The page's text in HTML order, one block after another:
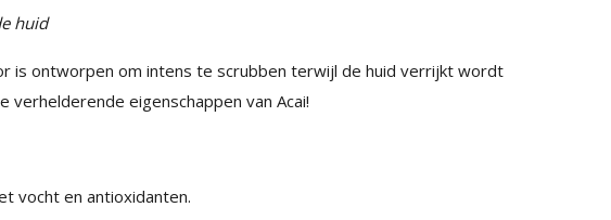
huid
is ontworpen om intens te scrubben terwijl de huid verrijkt wordt
verhelderende eigenschappen van Acai!
vocht en antioxidanten.